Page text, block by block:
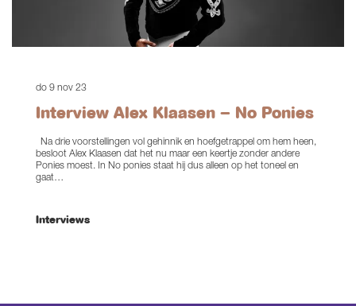
do 9 nov 23
Interview Alex Klaasen – No Ponies
Na drie voorstellingen vol gehinnik en hoefgetrappel om hem heen,
besloot Alex Klaasen dat het nu maar een keertje zonder andere
Ponies moest. In No ponies staat hij dus alleen op het toneel en
gaat…
Interviews